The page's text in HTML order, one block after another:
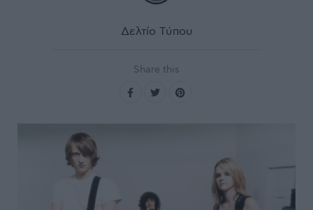
Δελτίο Τύπου
Share this